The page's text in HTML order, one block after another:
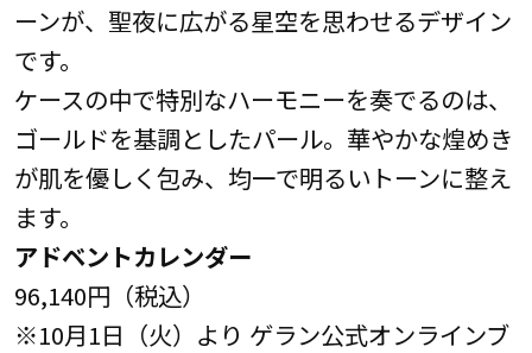
ーンが、聖夜に広がる星空を思わせるデザイン
です。
ケースの中で特別なハーモニーを奏でるのは、
ゴールドを基調としたパール。華やかな煌めき
が肌を優しく包み、均一で明るいトーンに整え
ます。
アドベントカレンダー
96,140円（税込）
※10月1日（火）より ゲラン公式オンラインブ